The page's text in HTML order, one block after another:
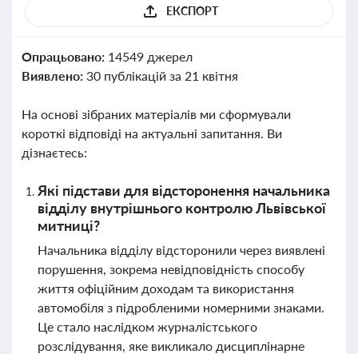
ЕКСПОРТ
Опрацьовано: 14549 джерел
Виявлено: 30 публікацій за 21 квітня
На основі зібраних матеріалів ми сформували
короткі відповіді на актуальні запитання. Ви
дізнаєтесь:
Які підстави для відсторонення начальника
відділу внутрішнього контролю Львівської
митниці?
Начальника відділу відсторонили через виявлені
порушення, зокрема невідповідність способу
життя офіційним доходам та використання
автомобіля з підробленими номерними знаками.
Це стало наслідком журналістського
розслідування, яке викликало дисциплінарне